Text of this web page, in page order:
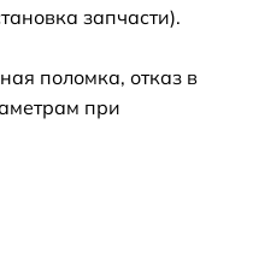
запчасти).
поломка, отказ в
при